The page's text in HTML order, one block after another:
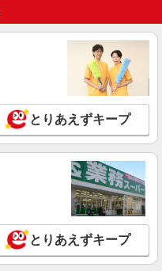
とりあえずキープ
とりあえずキープ